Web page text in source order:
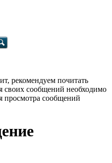
рекомендуем почитать
своих сообщений необходимо
просмотра сообщений